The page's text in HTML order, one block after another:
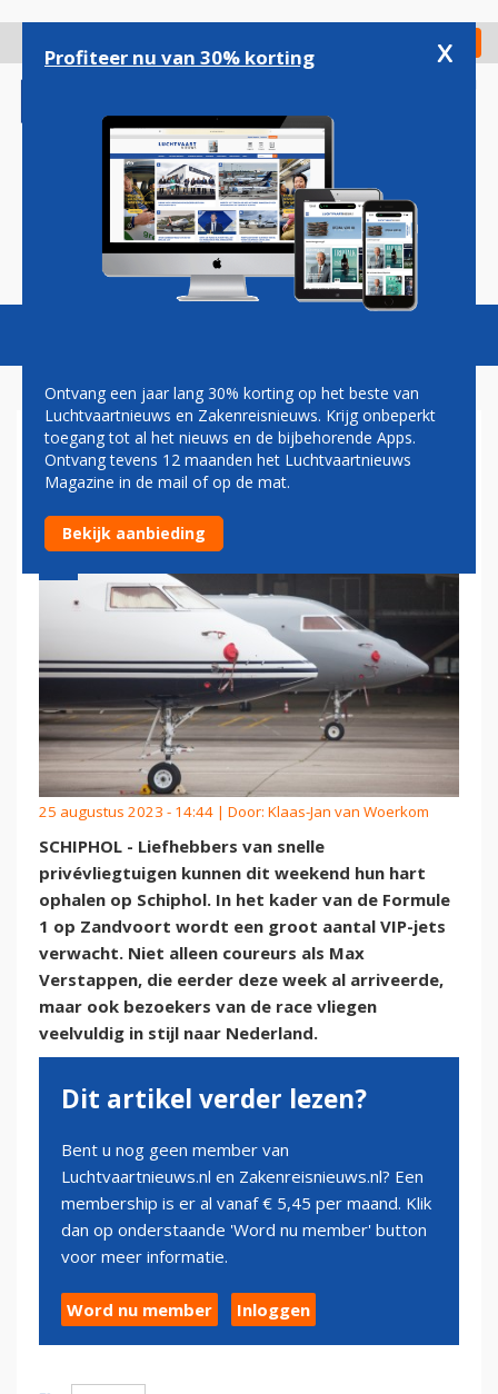
gaan
Check in
Magazine Podcasts Vacatures
INVASIE VAN VIP-JETS OP
SCHIPHOL DOOR FORMULE 1
25 augustus 2023 - 14:44 | Door: Klaas-Jan van Woerkom
SCHIPHOL - Liefhebbers van snelle
privévliegtuigen kunnen dit weekend hun hart
ophalen op Schiphol. In het kader van de Formule
1 op Zandvoort wordt een groot aantal VIP-jets
verwacht. Niet alleen coureurs als Max
Verstappen, die eerder deze week al arriveerde,
maar ook bezoekers van de race vliegen
veelvuldig in stijl naar Nederland.
Dit artikel verder lezen?
Bent u nog geen member van
Luchtvaartnieuws.nl en Zakenreisnieuws.nl? Een
membership is er al vanaf € 5,45 per maand. Klik
dan op onderstaande 'Word nu member' button
voor meer informatie.
Word nu member Inloggen
Profiteer nu van 30% korting x
Ontvang een jaar lang 30% korting op het beste van
Luchtvaartnieuws en Zakenreisnieuws. Krijg onbeperkt
toegang tot al het nieuws en de bijbehorende Apps.
Ontvang tevens 12 maanden het Luchtvaartnieuws
Magazine in de mail of op de mat.
Bekijk aanbieding